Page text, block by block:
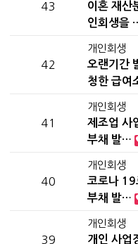
43
이혼 재산
인회생을
42
개인회생
오랜기간
청한 급
41
개인회생
제조업 사
부채 발…
40
개인회생
코로나 19
부채 발…
39
개인회생
개인 사업